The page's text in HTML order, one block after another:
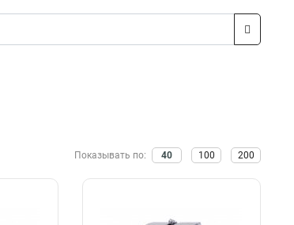
Показывать по: 40 100 200